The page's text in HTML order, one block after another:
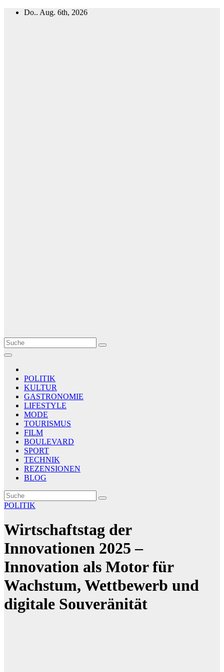
Zum
Do.. Aug. 6th, 2026
Le Matin
AGENCE DE PRESSE
POLITIK
KULTUR
GASTRONOMIE
LIFESTYLE
MODE
TOURISMUS
FILM
BOULEVARD
SPORT
TECHNIK
REZENSIONEN
BLOG
POLITIK
Wirtschaftstag der
Innovationen 2025 –
Innovation als Motor für
Wachstum, Wettbewerb und
digitale Souveränität